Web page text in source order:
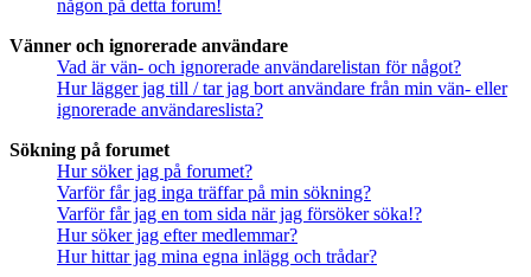
någon på detta forum!
Vänner och ignorerade användare
Vad är vän- och ignorerade användarelistan för något?
Hur lägger jag till / tar jag bort användare från min vän- eller
ignorerade användareslista?
Sökning på forumet
Hur söker jag på forumet?
Varför får jag inga träffar på min sökning?
Varför får jag en tom sida när jag försöker söka!?
Hur söker jag efter medlemmar?
Hur hittar jag mina egna inlägg och trådar?